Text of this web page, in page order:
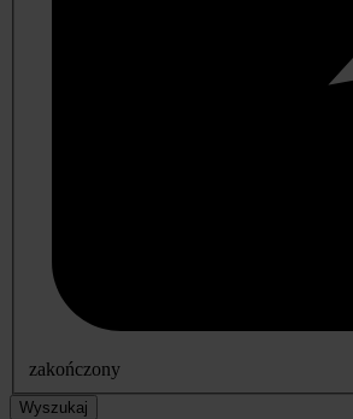
zakończony
Wyszukaj